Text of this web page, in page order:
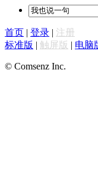
首页 | 登录 | 注册
标准版 | 触屏版 | 电脑
© Comsenz Inc.